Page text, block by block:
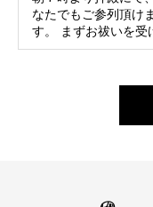
なたでもご参列頂けま
す。 まずお祓いを受